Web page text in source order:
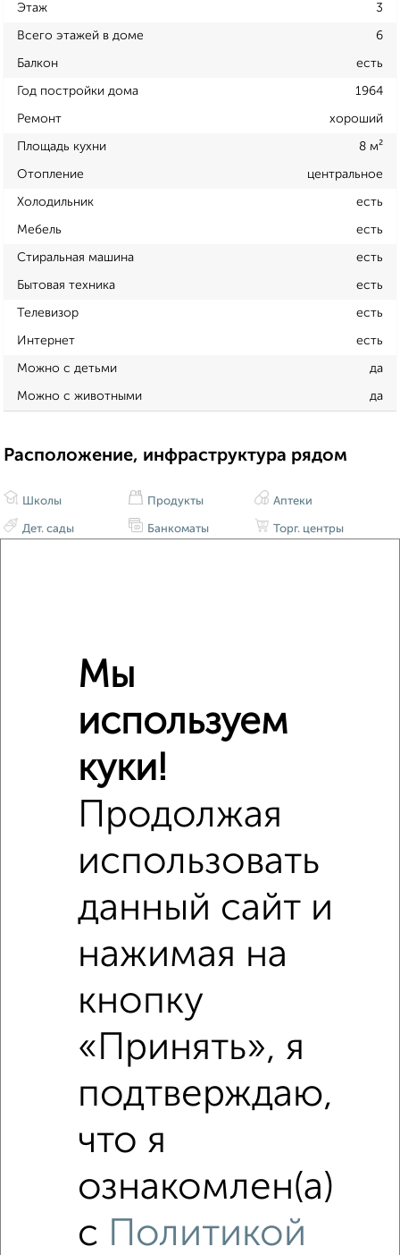
Этаж 3
Всего этажей в доме 6
Балкон есть
Год постройки дома 1964
Ремонт хороший
Площадь кухни 8 м²
Отопление центральное
Холодильник есть
Мебель есть
Стиральная машина есть
Бытовая техника есть
Телевизор есть
Интернет есть
Можно с детьми да
Можно с животными да
Расположение, инфраструктура рядом
Школы
Дет. сады
Продукты
Банкоматы
Аптеки
Торг. центры
1‑комнатные квартиры недалеко от Чернышевского 122
Мы
используем
куки!
Продолжая
использовать
данный сайт и
нажимая на
кнопку
«Принять», я
подтверждаю,
что я
ознакомлен(а)
с Политикой